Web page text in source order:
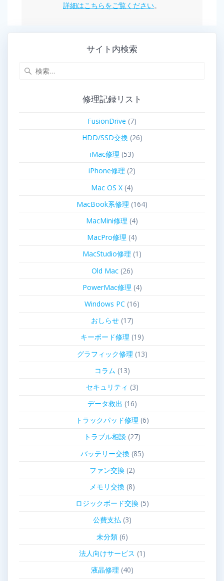
詳細はこちらをご覧ください。
サイト内検索
修理記録リスト
FusionDrive (7)
HDD/SSD交換(26)
iMac修理 (53)
iPhone修理 (2)
Mac OS X (4)
MacBook系修理 (164)
MacMini修理 (4)
MacPro修理 (4)
MacStudio修理 (1)
Old Mac(26)
PowerMac修理 (4)
Windows PC (16)
おしらせ(17)
キーボード修理 (19)
グラフィック修理 (13)
コラム (13)
セキュリティ (3)
データ救出 (16)
トラックパッド修理 (6)
トラブル相談 (27)
バッテリー交換(85)
ファン交換(2)
メモリ交換(8)
ロジックボード交換(5)
公費支払(3)
未分類(6)
法人向けサービス (1)
液晶修理 (40)